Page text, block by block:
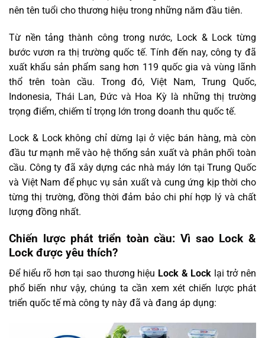
nên tên tuổi cho thương hiệu trong những năm đầu tiên.
Từ nền tảng thành công trong nước, Lock & Lock từng
bước vươn ra thị trường quốc tế. Tính đến nay, công ty đã
xuất khẩu sản phẩm sang hơn 119 quốc gia và vùng lãnh
thổ trên toàn cầu. Trong đó, Việt Nam, Trung Quốc,
Indonesia, Thái Lan, Đức và Hoa Kỳ là những thị trường
trọng điểm, chiếm tỉ trọng lớn trong doanh thu quốc tế.
Lock & Lock không chỉ dừng lại ở việc bán hàng, mà còn
đầu tư mạnh mẽ vào hệ thống sản xuất và phân phối toàn
cầu. Công ty đã xây dựng các nhà máy lớn tại Trung Quốc
và Việt Nam để phục vụ sản xuất và cung ứng kịp thời cho
từng thị trường, đồng thời đảm bảo chi phí hợp lý và chất
lượng đồng nhất.
Chiến lược phát triển toàn cầu: Vì sao Lock &
Lock được yêu thích?
Để hiểu rõ hơn tại sao thương hiệu Lock & Lock lại trở nên
phổ biến như vậy, chúng ta cần xem xét chiến lược phát
triển quốc tế mà công ty này đã và đang áp dụng: